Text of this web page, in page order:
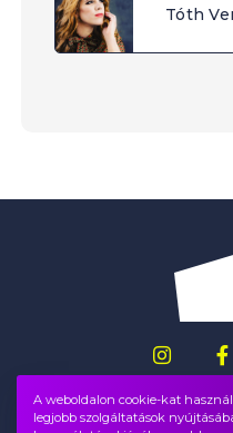
Tóth
A weboldalon cookie-kat
legjobb szolgáltatások